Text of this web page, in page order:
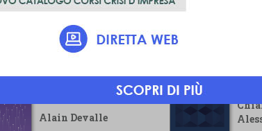
Reporting Standard
Alain Devalle